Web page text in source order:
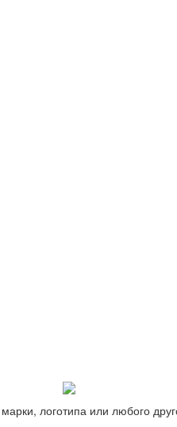
логотипа или любого